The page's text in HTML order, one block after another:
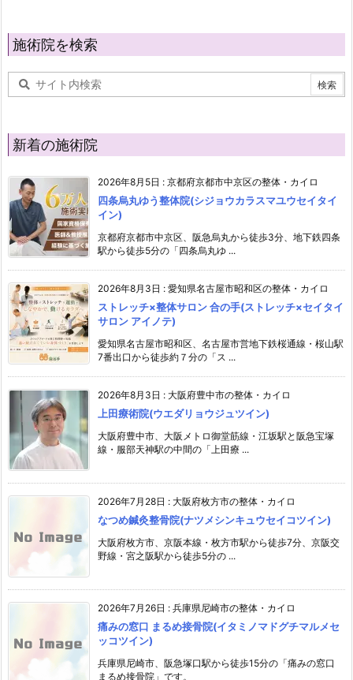
施術院を検索
新着の施術院
2026年8月5日 : 京都府京都市中京区の整体・カイロ
四条烏丸ゆう整体院(シジョウカラスマユウセイタイ
イン)
京都府京都市中京区、阪急烏丸から徒歩3分、地下鉄四条
駅から徒歩5分の「四条烏丸ゆ ...
2026年8月3日 : 愛知県名古屋市昭和区の整体・カイロ
ストレッチ×整体サロン 合の手(ストレッチ×セイタイ
サロン アイノテ)
愛知県名古屋市昭和区、名古屋市営地下鉄桜通線・桜山駅
7番出口から徒歩約７分の「ス ...
2026年8月3日 : 大阪府豊中市の整体・カイロ
上田療術院(ウエダリョウジュツイン)
大阪府豊中市、大阪メトロ御堂筋線・江坂駅と阪急宝塚
線・服部天神駅の中間の「上田療 ...
2026年7月28日 : 大阪府枚方市の整体・カイロ
なつめ鍼灸整骨院(ナツメシンキュウセイコツイン)
大阪府枚方市、京阪本線・枚方市駅から徒歩7分、京阪交
野線・宮之阪駅から徒歩5分の ...
2026年7月26日 : 兵庫県尼崎市の整体・カイロ
痛みの窓口 まるめ接骨院(イタミノマドグチマルメセ
ッコツイン)
兵庫県尼崎市、阪急塚口駅から徒歩15分の「痛みの窓口
まるめ接骨院」です。